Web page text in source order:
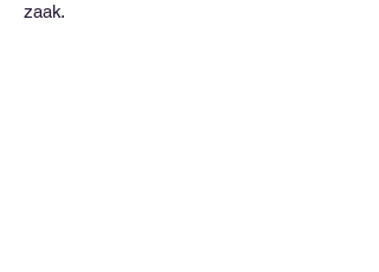
zaak.